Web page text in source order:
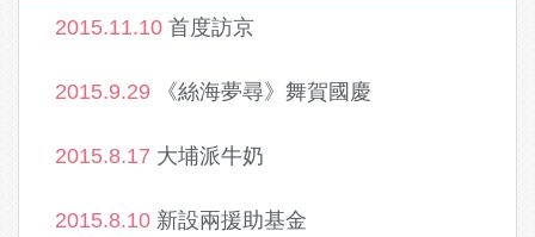
2015.11.10 首度訪京
2015.9.29 《絲海夢尋》舞賀國慶
2015.8.17 大埔派牛奶
2015.8.10 新設兩援助基金